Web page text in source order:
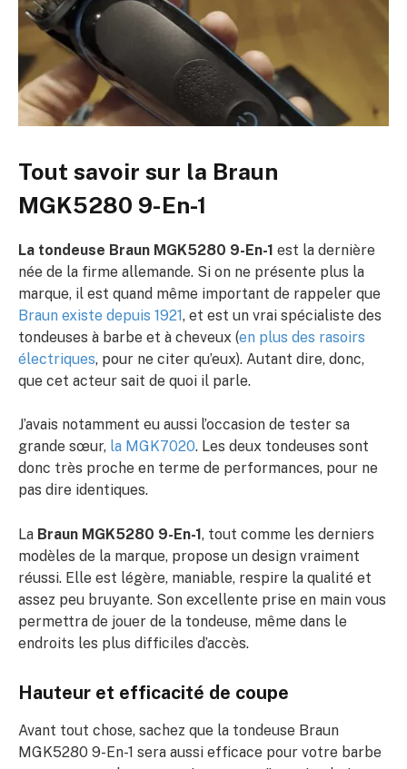
Tout savoir sur la Braun
MGK5280 9-En-1
La tondeuse Braun MGK5280 9-En-1 est la dernière
née de la firme allemande. Si on ne présente plus la
marque, il est quand même important de rappeler que
Braun existe depuis 1921, et est un vrai spécialiste des
tondeuses à barbe et à cheveux (en plus des rasoirs
électriques, pour ne citer qu’eux). Autant dire, donc,
que cet acteur sait de quoi il parle.
J’avais notamment eu aussi l’occasion de tester sa
grande sœur, la MGK7020. Les deux tondeuses sont
donc très proche en terme de performances, pour ne
pas dire identiques.
La Braun MGK5280 9-En-1, tout comme les derniers
modèles de la marque, propose un design vraiment
réussi. Elle est légère, maniable, respire la qualité et
assez peu bruyante. Son excellente prise en main vous
permettra de jouer de la tondeuse, même dans le
endroits les plus difficiles d’accès.
Hauteur et efficacité de coupe
Avant tout chose, sachez que la tondeuse Braun
MGK5280 9-En-1 sera aussi efficace pour votre barbe